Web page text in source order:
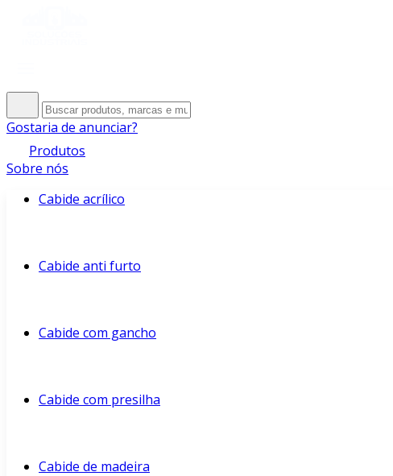
Gostaria de anunciar?
Produtos
Sobre nós
Cabide acrílico
Cabide anti furto
Cabide com gancho
Cabide com presilha
Cabide de madeira